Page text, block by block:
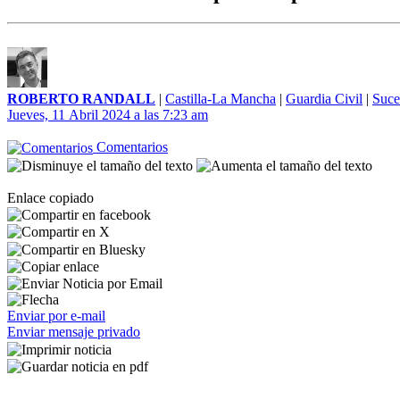
ROBERTO RANDALL | Castilla-La Mancha | Guardia Civil |
Jueves, 11 Abril 2024 a las 7:23 am
Comentarios
Enlace copiado
Enviar por e-mail
Enviar mensaje privado